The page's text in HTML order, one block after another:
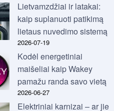
Lietvamzdžiai ir latakai:
kaip suplanuoti patikimą
lietaus nuvedimo sistemą
2026-07-19
Kodėl energetiniai
maišeliai kaip Wakey
pamažu randa savo vietą
2026-06-27
Elektriniai karnizai – ar jie